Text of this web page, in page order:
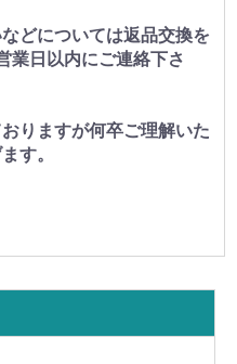
どについては返品交換を
業日以内にご連絡下さ
りますが何卒ご理解いた
す。